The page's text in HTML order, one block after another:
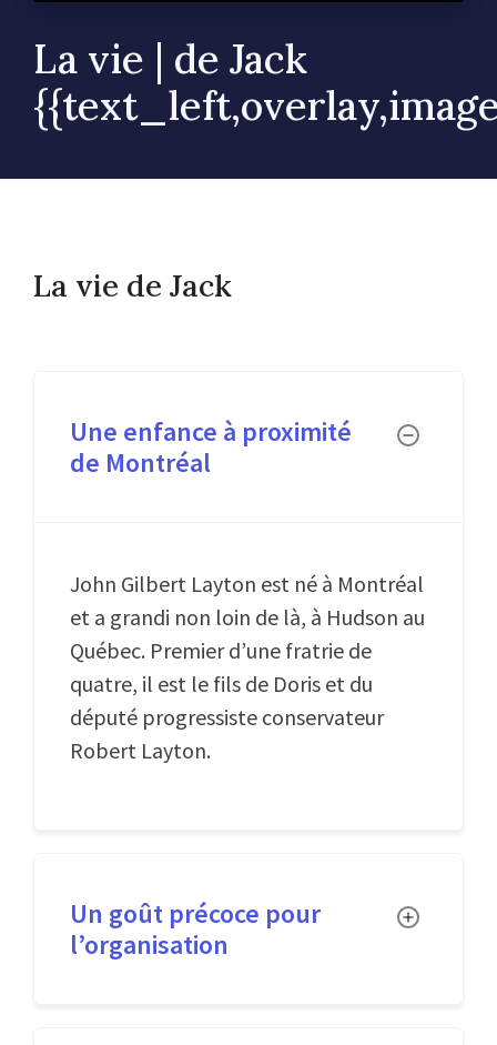
La vie | de Jack
La vie de Jack
Une enfance à proximité
de Montréal
Toggle
John Gilbert Layton est né à Montréal
et a grandi non loin de là, à Hudson au
Québec. Premier d’une fratrie de
quatre, il est le fils de Doris et du
député progressiste conservateur
Robert Layton.
Un goût précoce pour
l’organisation
Toggle